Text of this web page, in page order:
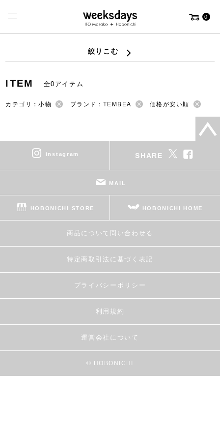
0
絞りこむ
ITEM 全0アイテム
カテゴリ：小物 ブランド：TEMBEA 価格が安い順
instagram SHARE
MAIL
HOBONICHI STORE HOBONICHI HOME
商品について問い合わせる
特定商取引法に基づく表記
プライバシーポリシー
利用規約
運営会社について
© HOBONICHI